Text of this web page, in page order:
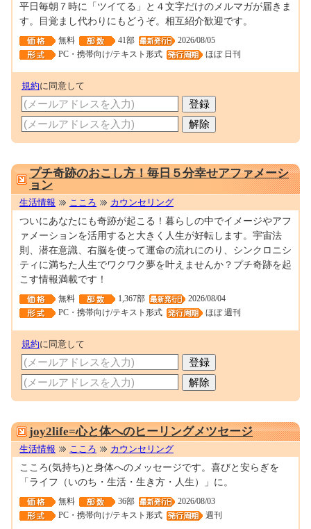
平日毎朝７時に「ツイてる」と４文字だけのメルマガが届きま
す。目覚まし代わりにもどうぞ。相互紹介歓迎です。
無料 41部
2026/08/05
PC・携帯向け/テキスト形式
ほぼ 日刊
規約に同意して
プチ奇跡のおこし方！毎日５分幸せアファメーシ
ョン
生活情報 こころ カウンセリング
ついにあなたにも奇跡が起こる！暮らしの中でイメージやアフ
ァメーションを活用すると大きく人生が好転します。宇宙法
則、潜在意識、右脳を使って運命の流れにのり、シンクロニシ
ティに満ちた人生でワクワク夢を叶えませんか？プチ奇跡を起
こす情報満載です！
無料 1,367部
2026/08/04
PC・携帯向け/テキスト形式
ほぼ 週刊
規約に同意して
joy2life=心と体へのヒーリングメツセージ
生活情報 こころ カウンセリング
こころ(気持ち)と身体へのメッセージです。喜びと安らぎを
「ライフ（いのち・生活・生き方・人生）」に。
無料 36部
2026/08/03
PC・携帯向け/テキスト形式
週刊